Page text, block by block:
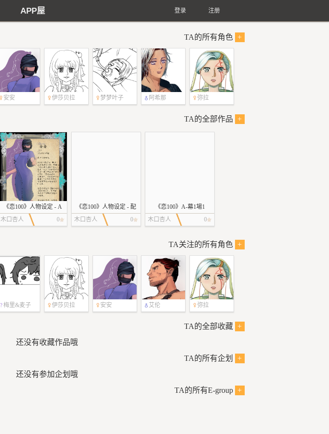
APP屋 注册
登录
TA的所有角色 +
安安 伊莎贝拉 梦梦叶子 阿希那 弥拉
TA的全部作品 +
《恋100》人物设定 - A
组（更新P2）
木口杏人 0
《恋100》人物设定 - 配
角组 - M （更新P3)
木口杏人 0
《恋100》A-幕1場1
木口杏人
0
TA关注的所有角色 +
梅里&麦子 伊莎贝拉 安安 艾伦 弥拉
TA的全部收藏 +
还没有收藏作品哦
TA的所有企划
+
还没有参加企划哦
TA的所有E-group +